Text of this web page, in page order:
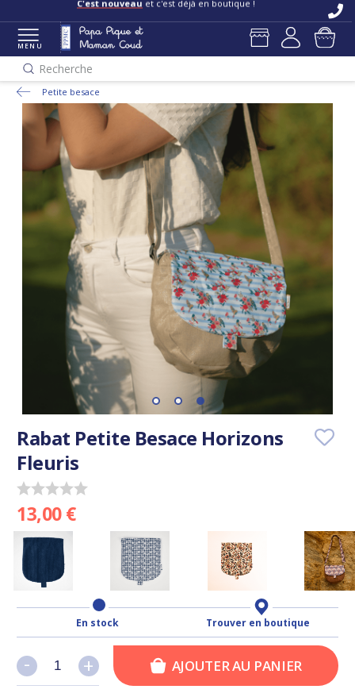
C'est nouveau et c'est déjà en boutique !
MENU
Recherche
Petite besace
Rabat Petite Besace Horizons
Fleuris
13,00 €
En stock Trouver en boutique
+
- +
- AJOUTER AU PANIER